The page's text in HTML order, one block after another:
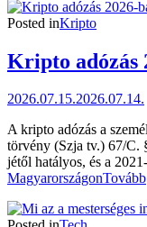
Posted inKripto
Kripto adózás
2026.07.15.2026.07.14.
A kripto adózás a
törvény (Szja tv.) 67/C.
jétől hatályos, és a
MagyarországonTovább